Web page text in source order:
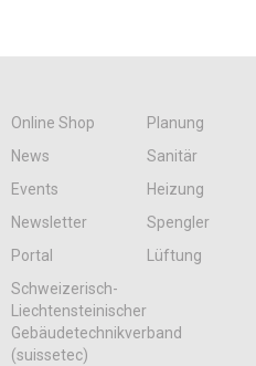
Online Shop
Planung
News
Sanitär
Events
Heizung
Newsletter
Spengler
Portal
Lüftung
Schweizerisch-
Liechtensteinischer
Gebäudetechnikverband
(suissetec)